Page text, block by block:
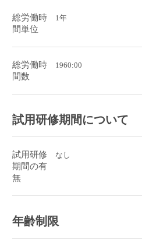
総労働時
間単位
1年
総労働時
間数
1960:00
試用研修期間について
試用研修
期間の有
無
なし
年齢制限